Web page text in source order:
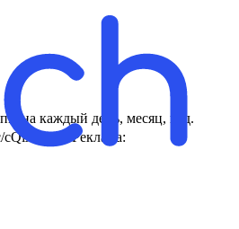
на каждый день, месяц, год.
cQiA0u 👉Реклама: